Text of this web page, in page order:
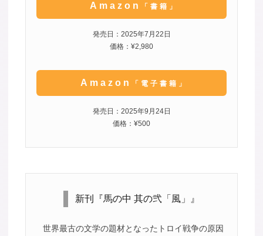
Amazon 「書籍」
発売日：2025年7月22日
価格：¥2,980
Amazon 「電子書籍」
発売日：2025年9月24日
価格：¥500
新刊『馬の中 其の弐「風」』
世界最古の文学の題材となったトロイ戦争の原因